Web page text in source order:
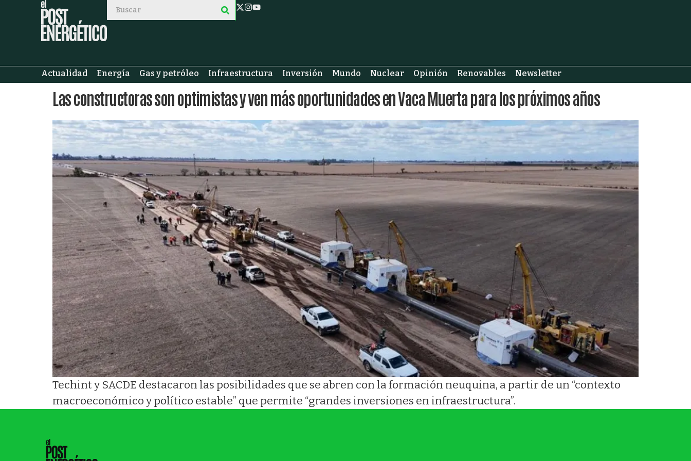
Actualidad Energía Gas y petróleo Infraestructura Inversión Mundo Nuclear Opinión Renovables Newsletter
Las constructoras son optimistas y ven más oportunidades en Vaca Muerta para los próximos años
Techint y SACDE destacaron las posibilidades que se abren con la formación neuquina, a partir de un “contexto
macroeconómico y político estable” que permite “grandes inversiones en infraestructura”.